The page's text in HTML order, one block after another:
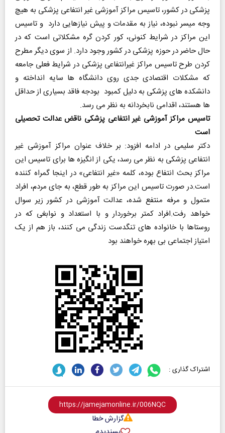
پزشکی در کشور، تاسیس مراکز آموزشی غیر انتفاعی پزشکی به هیچ
وجه میسر نبوده، نیاز به مقدمات و پیش نیازهایی دارد و تاسیس
این مراکز در شرایط کنونی، کور کردن گره مشکلاتی است که در
حال حاضر در حوزه پزشکی در کشور وجود دارد. از سوی دیگر مطرح
کردن طرح تاسیس مراکز غیرانتفاعی پزشکی در شرایط فعلی جامعه
که مشکلات اقتصادی جدی روی دانشگاه ها سایه انداخته و
دانشکده های پزشکی به دلیل کمبود بودجه فاقد بسیاری از حداقل
ها هستند، اقدامی نابخردانه به نظر می رسد.
تاسیس مراکز آموزشی غیر انتفاعی پزشکی ناقض عدالت تحصیلی
است
دکتر سلیمی در ادامه افزود: بر خلاف عنوان مراکز آموزشی غیر
انتفاعی پزشکی به نظر می رسد، یکی از انگیزه ها برای تاسیس این
مراکز بحث انتفاع بوده، کلمه «غیر انتفاعی» در اینجا گمراه کننده
است.در صورت تاسیس این مراکز به طور قطع، به جای مردم، افراد
متمول و مرفه منتفع شده، عدالت آموزشی در کشور زیر سوال
خواهد رفت.افراد کمتر برخوردار و با استعداد و نوابغی که در
روستاها با خانواده های تنگدست زندگی می کنند، باز هم از یک
امتیاز اجتماعی بی بهره خواهند بود
اشتراک گذاری :
گزارش خطا